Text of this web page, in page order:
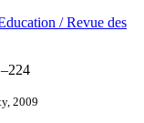
/ Revue des
2009